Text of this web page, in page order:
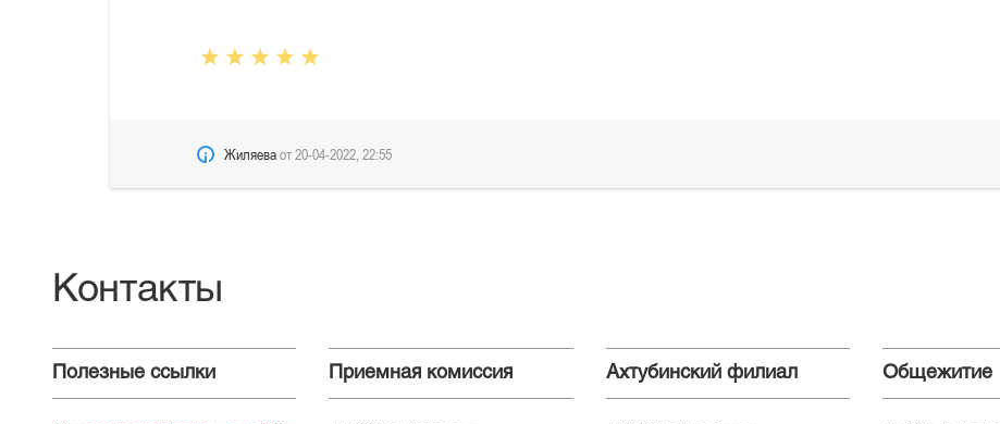
Жиляеваот20-04-2022, 22:55
Контакты
Полезные ссылки Приемная комиссия Ахтубинский филиал Общежитие